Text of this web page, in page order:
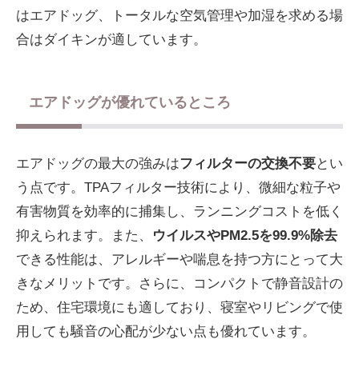
はエアドッグ、トータルな空気管理や加湿を求める場
合はダイキンが適しています。
エアドッグが優れているところ
エアドッグの最大の強みはフィルターの交換不要とい
う点です。TPAフィルター技術により、微細な粒子や
有害物質を効率的に捕集し、ランニングコストを低く
抑えられます。また、
ウイルスやPM2.5を99.9%除去
できる性能は、アレルギーや喘息を持つ方にとって大
きなメリットです。さらに、コンパクトで静音設計の
ため、住宅環境にも適しており、寝室やリビングで使
用しても騒音の心配が少ない点も優れています。